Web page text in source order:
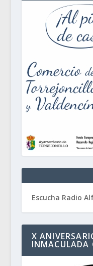
Escucha Radio
X
INMACULADA